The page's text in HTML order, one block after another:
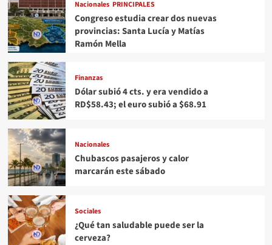
Nacionales PRINCIPALES
Congreso estudia crear dos nuevas
provincias: Santa Lucía y Matías
Ramón Mella
Finanzas
Dólar subió 4 cts. y era vendido a
RD$58.43; el euro subió a $68.91
Nacionales
Chubascos pasajeros y calor
marcarán este sábado
Sociales
¿Qué tan saludable puede ser la
cerveza?